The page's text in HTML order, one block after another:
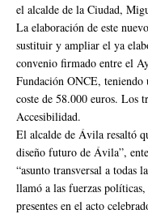
el alcalde de la Ciudad,
La elaboración de este
sustituir y ampliar el ya
convenio firmado entre el
Fundación ONCE, teniendo
coste de 58.000 euros. Los
Accesibilidad.
El alcalde de Ávila resaltó
diseño futuro de Ávila”,
“asunto transversal a todas
llamó a las fuerzas
presentes en el acto